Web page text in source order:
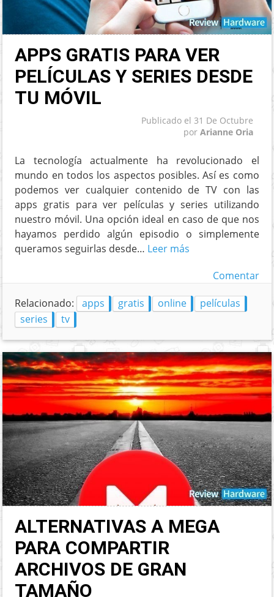
APPS GRATIS PARA VER
PELÍCULAS Y SERIES DESDE
TU MÓVIL
Publicado el 31 De Octubre
por Arianne Oria
La tecnología actualmente ha revolucionado el
mundo en todos los aspectos posibles. Así es como
podemos ver cualquier contenido de TV con las
apps gratis para ver películas y series utilizando
nuestro móvil. Una opción ideal en caso de que nos
hayamos perdido algún episodio o simplemente
queramos seguirlas desde… Leer más
Comentar
Relacionado: apps gratis online
películas
series
tv
ALTERNATIVAS A MEGA
PARA COMPARTIR
ARCHIVOS DE GRAN
TAMAÑO